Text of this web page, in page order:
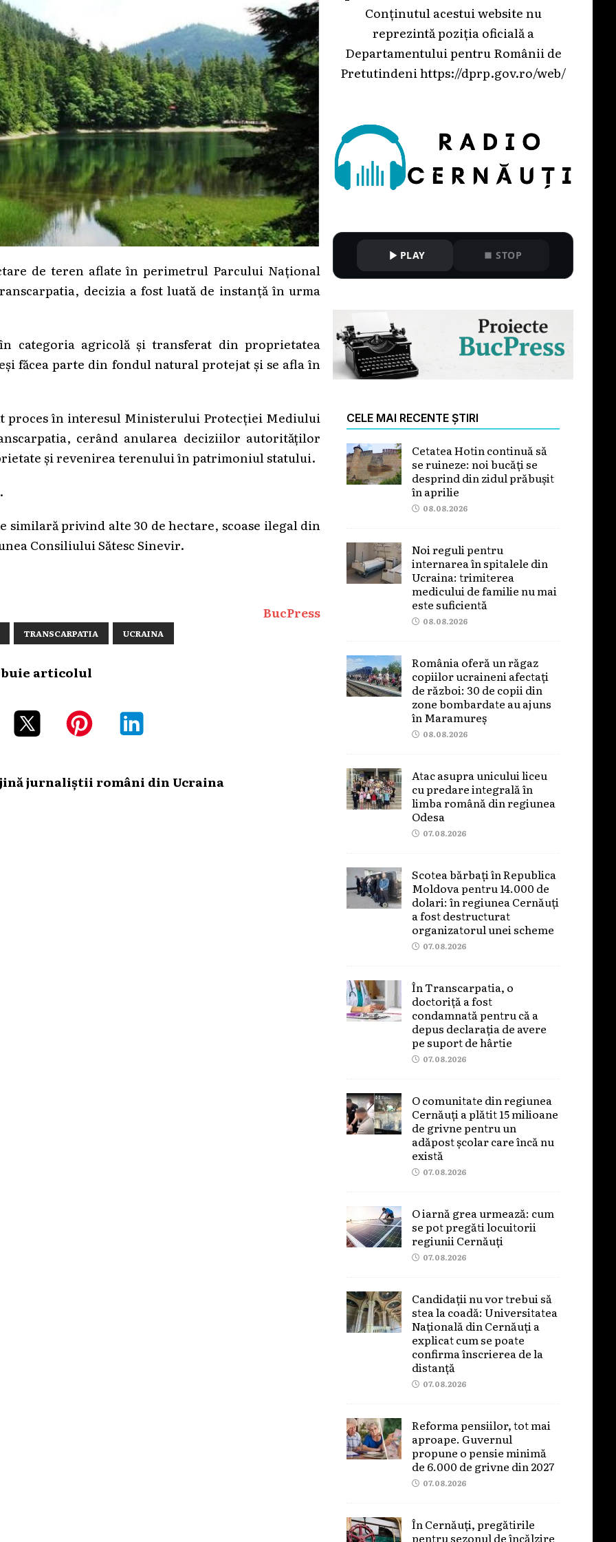
de teren aflate în perimetrul Parcului Național
decizia a fost luată de instanță în urma
categoria agricolă și transferat din proprietatea
făcea parte din fondul natural protejat și se afla în
proces în interesul Ministerului Protecției Mediului
cerând anularea deciziilor autorităților
și revenirea terenului în patrimoniul statului.
similară privind alte 30 de hectare, scoase ilegal din
Consiliului Sătesc Sinevir.
BucPress
TRANSCARPATIA UCRAINA
articolul
jurnaliștii români din Ucraina
Conținutul acestui website nu
reprezintă poziția oficială a
Departamentului pentru Românii de
Pretutindenihttps://dprp.gov.ro/web/
PLAY STOP
CELE MAI RECENTE ȘTIRI
Cetatea Hotin continuă să
se ruineze: noi bucăți se
desprind din zidul prăbușit
în aprilie
08.08.2026
Noi reguli pentru
internarea în spitalele din
Ucraina: trimiterea
medicului de familie nu mai
este suficientă
08.08.2026
România oferă un răgaz
copiilor ucraineni afectați
de război: 30 de copii din
zone bombardate au ajuns
în Maramureș
08.08.2026
Atac asupra unicului liceu
cu predare integrală în
limba română din regiunea
Odesa
07.08.2026
Scotea bărbați în Republica
Moldova pentru 14.000 de
dolari: în regiunea Cernăuți
a fost destructurat
organizatorul unei scheme
07.08.2026
În Transcarpatia, o
doctoriță a fost
condamnată pentru că a
depus declarația de avere
pe suport de hârtie
07.08.2026
O comunitate din regiunea
Cernăuți a plătit 15 milioane
de grivne pentru un
adăpost școlar care încă nu
există
07.08.2026
O iarnă grea urmează: cum
se pot pregăti locuitorii
regiunii Cernăuți
07.08.2026
Candidații nu vor trebui să
stea la coadă: Universitatea
Națională din Cernăuți a
explicat cum se poate
confirma înscrierea de la
distanță
07.08.2026
Reforma pensiilor, tot mai
aproape. Guvernul
propune o pensie minimă
de 6.000 de grivne din 2027
07.08.2026
În Cernăuți, pregătirile
pentru sezonul de încălzire